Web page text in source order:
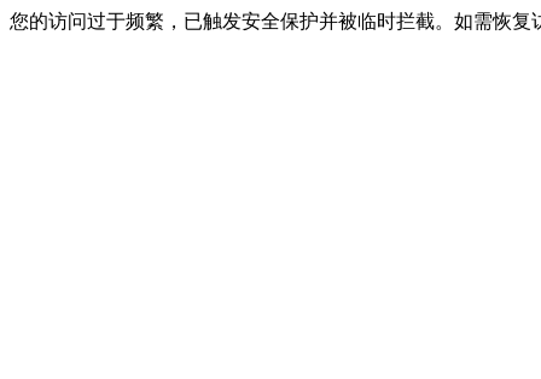
您的访问过于频繁，已触发安全保护并被临时拦截。如需恢复